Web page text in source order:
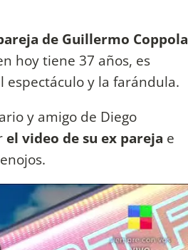
de Guillermo Coppola
hoy tiene 37 años, es
y la farándula.
y amigo de Diego
el video de su ex pareja e